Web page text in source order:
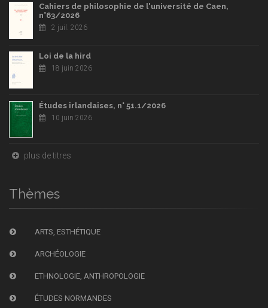
Cahiers de philosophie de l'université de Caen,
n°63/2026
2 juil. 2026
Loi de la hird
18 juin 2026
Études irlandaises, n° 51.1/2026
10 juin 2026
plus de titres
Thèmes
ARTS, ESTHÉTIQUE
ARCHÉOLOGIE
ETHNOLOGIE, ANTHROPOLOGIE
ÉTUDES NORMANDES